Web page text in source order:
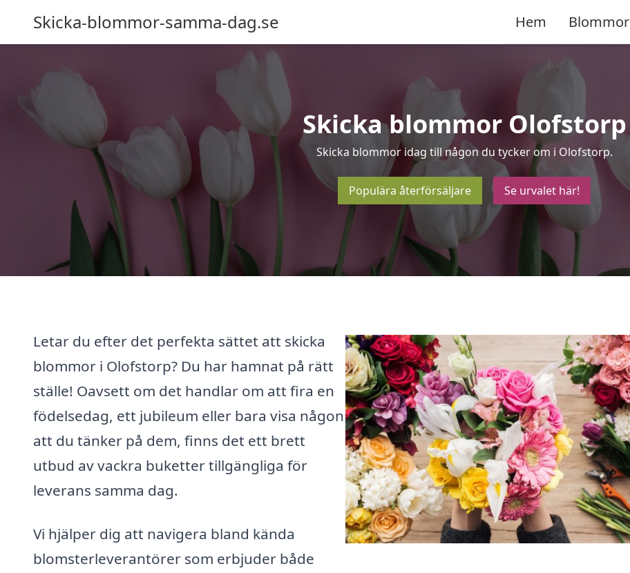
Skicka-blommor-samma-dag.se Hem Blommor
Skicka blommor Olofstorp
Skicka blommor idag till någon du tycker om i Olofstorp.
Populära återförsäljare Se urvalet här!
Letar du efter det perfekta sättet att skicka
blommor i Olofstorp? Du har hamnat på rätt
ställe! Oavsett om det handlar om att fira en
födelsedag, ett jubileum eller bara visa någon
att du tänker på dem, finns det ett brett
utbud av vackra buketter tillgängliga för
leverans samma dag.
Vi hjälper dig att navigera bland kända
blomsterleverantörer som erbjuder både